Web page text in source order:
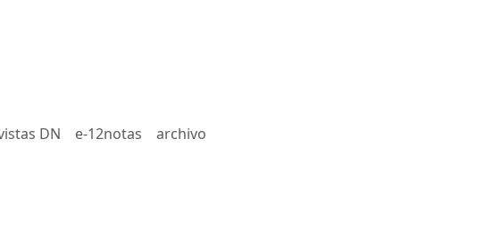
DN e-12notas archivo